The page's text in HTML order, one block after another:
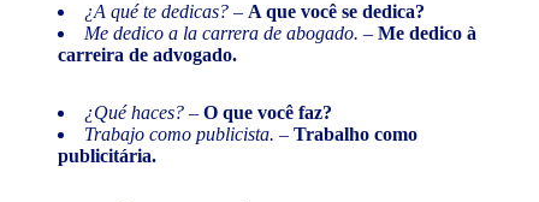
¿A qué te dedicas? – A que você se dedica?
Me dedico a la carrera de abogado. – Me dedico à
carreira de advogado.
¿Qué haces? – O que você faz?
Trabajo como publicista. – Trabalho como
publicitária.